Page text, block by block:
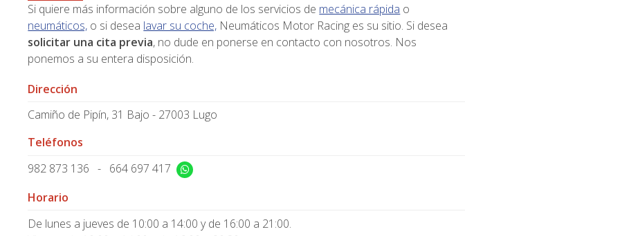
Si quiere más información sobre alguno de los servicios de mecánica rápida o
neumáticos, o si desea lavar su coche, Neumáticos Motor Racing es su sitio. Si desea
solicitar una cita previa, no dude en ponerse en contacto con nosotros. Nos
ponemos a su entera disposición.
Dirección
Camiño de Pipín, 31 Bajo - 27003 Lugo
Teléfonos
982 873 136
- 664 697 417
Horario
De lunes a jueves de 10:00 a 14:00 y de 16:00 a 21:00.